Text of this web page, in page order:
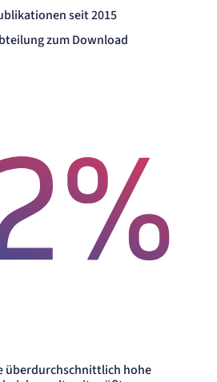
seit 2015
zum Download
überdurchschnittlich hohe